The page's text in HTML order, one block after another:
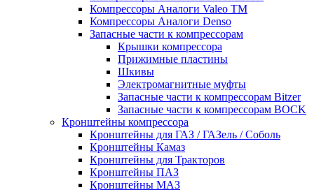
Компрессоры Аналоги Valeo ТМ
Компрессоры Аналоги Denso
Запасные части к компрессорам
Крышки компрессора
Прижимные пластины
Шкивы
Электромагнитные муфты
Запасные части к компрессорам Bitzer
Запасные части к компрессорам BOCK
Кронштейны компрессора
Кронштейны для ГАЗ / ГАЗель / Соболь
Кронштейны Камаз
Кронштейны для Тракторов
Кронштейны ПАЗ
Кронштейны МАЗ